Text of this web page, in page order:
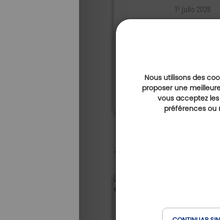
Nous utilisons des
proposer une
vous acceptez
préférences ou
1º julio 2026
del Golf de La